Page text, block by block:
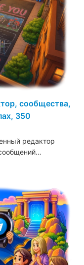
сообщества,
350
редактор